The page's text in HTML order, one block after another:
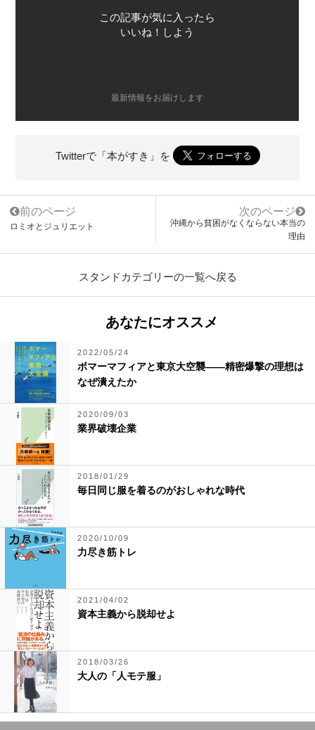
この記事が気に入ったら
いいね！しよう
最新情報をお届けします
Twitterで「本がすき」を
前のページ
ロミオとジュリエット
次のページ
沖縄から貧困がなくならない本当の
理由
スタンドカテゴリーの一覧へ戻る
あなたにオススメ
2022/05/24
ボマーマフィアと東京大空襲――精密爆撃の理想は
なぜ潰えたか
2020/09/03
業界破壊企業
2018/01/29
毎日同じ服を着るのがおしゃれな時代
2020/10/09
力尽き筋トレ
2021/04/02
資本主義から脱却せよ
2018/03/26
大人の「人モテ服」